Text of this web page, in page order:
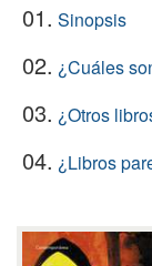
01. Sinopsis
02. ¿Cuáles
03. ¿Otros
04. ¿Libros